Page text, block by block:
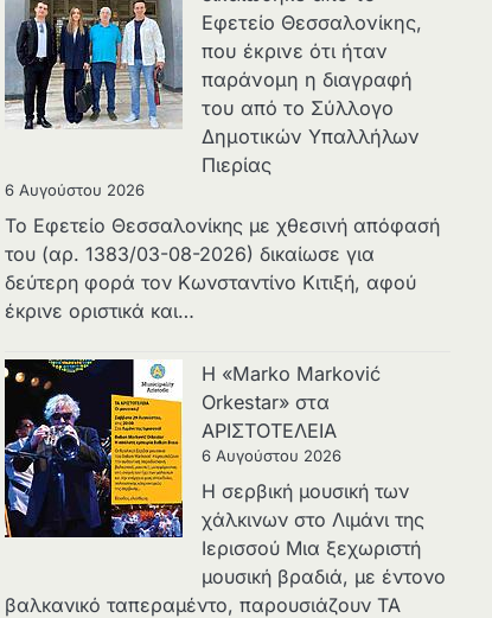
Εφετείο Θεσσαλονίκης,
που έκρινε ότι ήταν
παράνομη η διαγραφή
του από το Σύλλογο
Δημοτικών Υπαλλήλων
Πιερίας
6 Αυγούστου 2026
Το Εφετείο Θεσσαλονίκης με χθεσινή απόφασή
του (αρ. 1383/03-08-2026) δικαίωσε για
δεύτερη φορά τον Κωνσταντίνο Κιτιξή, αφού
έκρινε οριστικά και…
Η «Marko Marković
Orkestar» στα
ΑΡΙΣΤΟΤΕΛΕΙΑ
6 Αυγούστου 2026
Η σερβική μουσική των
χάλκινων στο Λιμάνι της
Ιερισσού Μια ξεχωριστή
μουσική βραδιά, με έντονο
βαλκανικό ταπεραμέντο, παρουσιάζουν ΤΑ